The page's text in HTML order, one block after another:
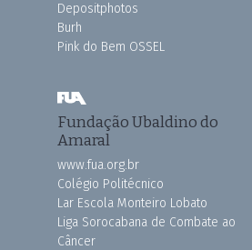
Depositphotos
Burh
Pink do Bem OSSEL
Fundação Ubaldino do
Amaral
www.fua.org.br
Colégio Politécnico
Lar Escola Monteiro Lobato
Liga Sorocabana de Combate ao
Câncer